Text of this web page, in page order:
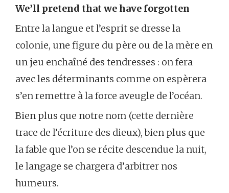
We’ll pretend that we have forgotten
Entre la langue et l’esprit se dresse la
colonie, une figure du père ou de la mère en
un jeu enchaîné des tendresses : on fera
avec les déterminants comme on espèrera
s’en remettre à la force aveugle de l’océan.
Bien plus que notre nom (cette dernière
trace de l’écriture des dieux), bien plus que
la fable que l’on se récite descendue la nuit,
le langage se chargera d’arbitrer nos
humeurs.